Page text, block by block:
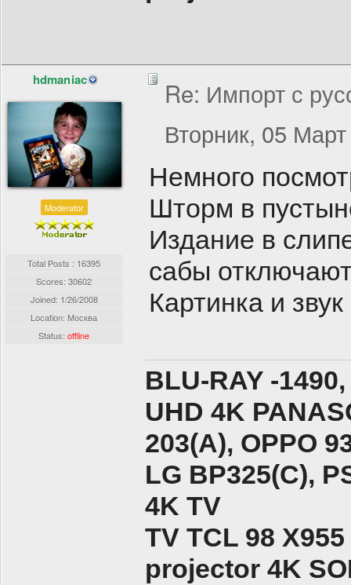
hdmaniac
Moderator
Total Posts : 16395
Scores: 30602
Joined: 1/26/2008
Location: Москва
Status:offline
Re: Импорт с
Вторник, 05
Немного
Шторм в
Издание в
сабы
Картинка и
BLU-RAY -
UHD 4K
203(A), ОPPO
LG BP325(C),
4K TV
TV TCL 98 X955
projector 4K